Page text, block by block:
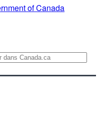
of Canada